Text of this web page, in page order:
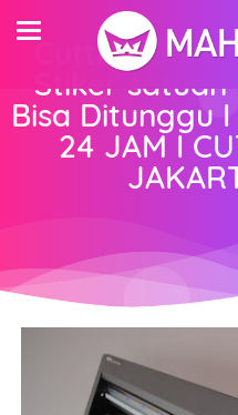
Cutting
Stiker satuan
Bisa Ditunggu I
24 JAM I